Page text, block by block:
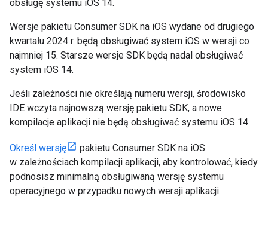
obsługę systemu iOS 14.
Wersje pakietu Consumer SDK na iOS wydane od drugiego
kwartału 2024 r. będą obsługiwać system iOS w wersji co
najmniej 15. Starsze wersje SDK będą nadal obsługiwać
system iOS 14.
Jeśli zależności nie określają numeru wersji, środowisko
IDE wczyta najnowszą wersję pakietu SDK, a nowe
kompilacje aplikacji nie będą obsługiwać systemu iOS 14.
Określ wersję
pakietu Consumer SDK na iOS
w zależnościach kompilacji aplikacji, aby kontrolować, kiedy
podnosisz minimalną obsługiwaną wersję systemu
operacyjnego w przypadku nowych wersji aplikacji.